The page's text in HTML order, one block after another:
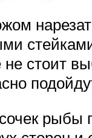
не стоит
рыбы